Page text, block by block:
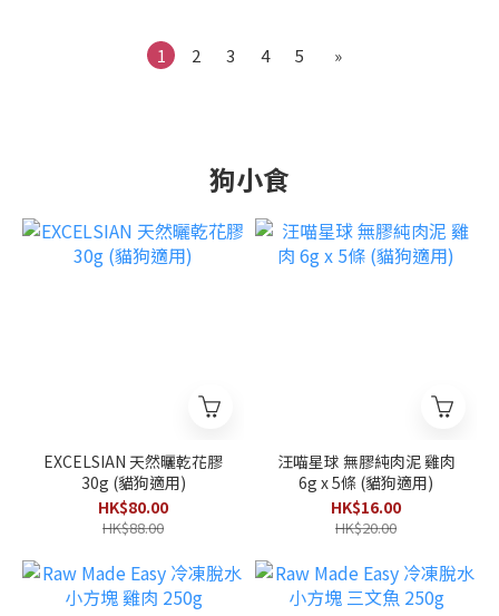
1 2 3 4 5 »
狗小食
EXCELSIAN 天然曬乾花膠
30g (貓狗適用)
HK$80.00
HK$88.00
汪喵星球 無膠純肉泥 雞肉
6g x 5條 (貓狗適用)
HK$16.00
HK$20.00